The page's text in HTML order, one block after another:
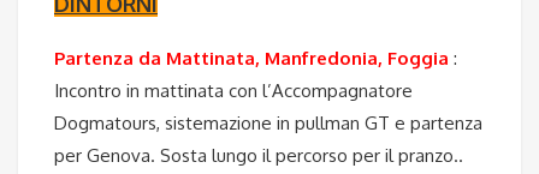
Partenza da Mattinata, Manfredonia, Foggia :
Incontro in mattinata con l’Accompagnatore
Dogmatours, sistemazione in pullman GT e partenza
per Genova. Sosta lungo il percorso per il pranzo..